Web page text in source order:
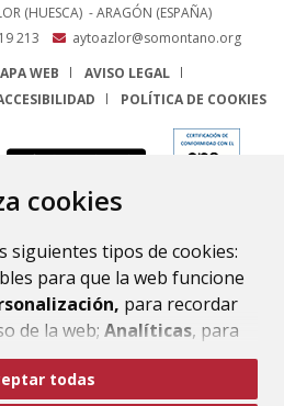
cookies
siguientes tipos de cookies:
para que la web funcione
para recordar
de la web; Analíticas, para
de la web y sus servicios.
“Aceptar todas”
todas
(HUESCA) - ARAGÓN (ESPAÑA)
213
aytoazlor@somontano.org
WEB
AVISO LEGAL
POLÍTICA DE COOKIES